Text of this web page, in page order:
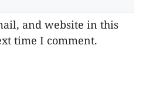
and website in this
time I comment.